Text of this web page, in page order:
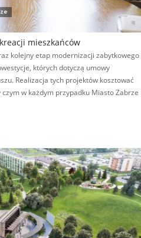
mieszkańców
kolejny etap modernizacji zabytkowego
których dotyczą umowy
Realizacja tych projektów kosztować
w każdym przypadku Miasto Zabrze